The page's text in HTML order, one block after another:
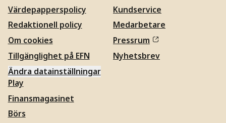
Värdepapperspolicy
Redaktionell policy
Om cookies
Tillgänglighet på EFN
Ändra datainställningar
Kundservice
Medarbetare
Pressrum
Nyhetsbrev
Play
Finansmagasinet
Börs